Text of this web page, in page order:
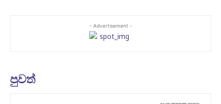
- Advertisement -
පුවත්